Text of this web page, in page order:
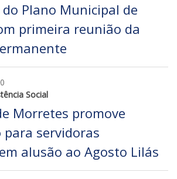
Plano Municipal de
primeira reunião da
Social
Morretes promove
para servidoras
alusão ao Agosto Lilás